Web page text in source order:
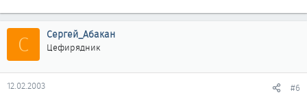
С Сергей_Абакан
Цефирядник
12.02.2003 #6